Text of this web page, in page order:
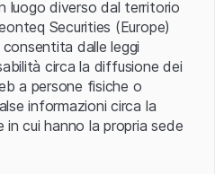
server.
luogo diverso dal territorio
Securities (Europe)
dalle leggi
circa la diffusione dei
a persone fisiche o
informazioni circa la
in cui hanno la propria sede